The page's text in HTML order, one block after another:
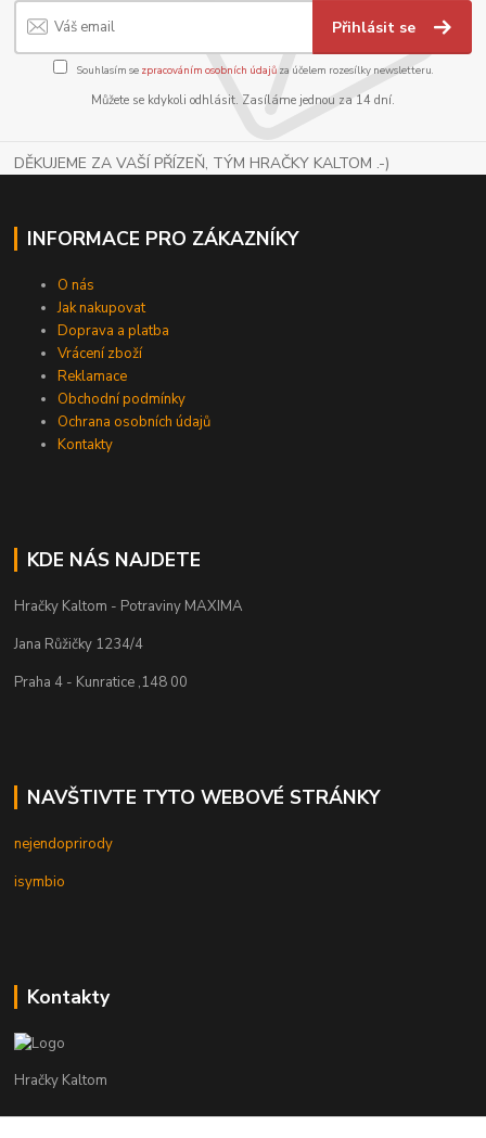
Přihlásit se
Souhlasím se zpracováním osobních údajůza účelem rozesílky newsletteru.
Můžete se kdykoli odhlásit. Zasíláme jednou za 14 dní.
DĚKUJEME ZA VAŠÍ PŘÍZEŇ, TÝM HRAČKY KALTOM .-)
INFORMACE PRO ZÁKAZNÍKY
O nás
Jak nakupovat
Doprava a platba
Vrácení zboží
Reklamace
Obchodní podmínky
Ochrana osobních údajů
Kontakty
KDE NÁS NAJDETE
Hračky Kaltom - Potraviny MAXIMA
Jana Růžičky 1234/4
Praha 4 - Kunratice ,148 00
NAVŠTIVTE TYTO WEBOVÉ STRÁNKY
nejendoprirody
isymbio
Kontakty
Hračky Kaltom